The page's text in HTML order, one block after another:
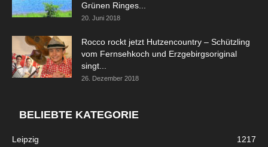
Grünen Ringes...
20. Juni 2018
Rocco rockt jetzt Hutzencountry – Schützling
vom Fernsehkoch und Erzgebirgsoriginal
singt...
26. Dezember 2018
BELIEBTE KATEGORIE
Leipzig
1217